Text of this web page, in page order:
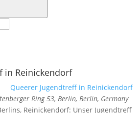
in Reinickendorf
Queerer Jugendtreff in Reinickendorf
Ring 53, Berlin, Berlin, Germany
Reinickendorf: Unser Jugendtreff